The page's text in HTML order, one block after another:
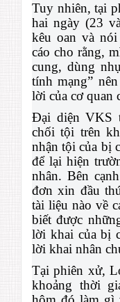
Tuy nhiên, tại
hai ngày (23
kêu oan và
cáo cho rằng,
cung, dùng
tính mạng”
lời của cơ quan
Đại diện VKS
chối tội trên
nhận tội của bị
để lại hiện
nhân. Bên
đơn xin đầu
tài liệu nào về
biết được
lời khai của bị
lời khai nhân
Tại phiên xử,
khoảng thời